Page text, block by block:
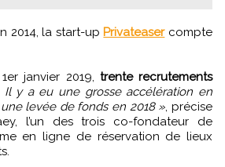
2014, la start-up Privateasercompte
janvier 2019, trente recrutements
Il y a eu une grosse accélération en
levée de fonds en 2018 », précise
l’un des trois co-fondateur de
en ligne de réservation de lieux